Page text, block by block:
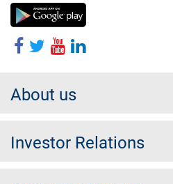
About us
Investor Relations